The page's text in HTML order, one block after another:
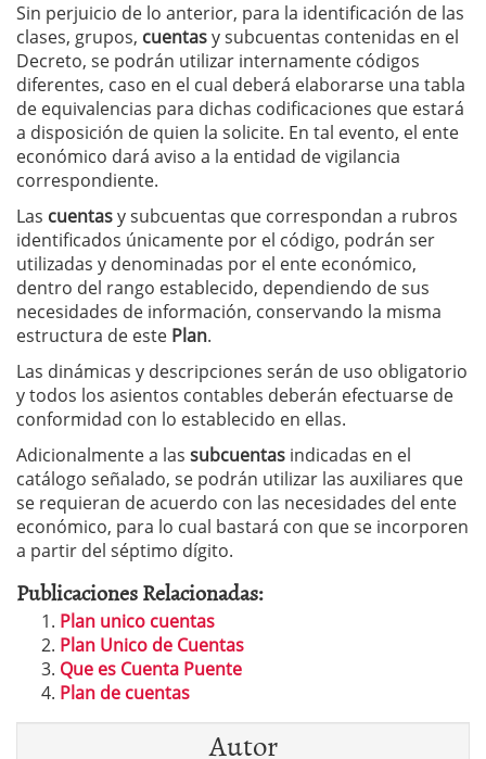
Sin perjuicio de lo anterior, para la identificación de las
clases, grupos, cuentasy subcuentas contenidas en el
Decreto, se podrán utilizar internamente códigos
diferentes, caso en el cual deberá elaborarse una tabla
de equivalencias para dichas codificaciones que estará
a disposición de quien la solicite. En tal evento, el ente
económico dará aviso a la entidad de vigilancia
correspondiente.
Las cuentasy subcuentas que correspondan a rubros
identificados únicamente por el código, podrán ser
utilizadas y denominadas por el ente económico,
dentro del rango establecido, dependiendo de sus
necesidades de información, conservando la misma
estructura de este Plan.
Las dinámicas y descripciones serán de uso obligatorio
y todos los asientos contables deberán efectuarse de
conformidad con lo establecido en ellas.
Adicionalmente a las subcuentas indicadas en el
catálogo señalado, se podrán utilizar las auxiliares que
se requieran de acuerdo con las necesidades del ente
económico, para lo cual bastará con que se incorporen
a partir del séptimo dígito.
Publicaciones Relacionadas:
Plan unico cuentas
Plan Unico de Cuentas
Que es Cuenta Puente
Plan de cuentas
Autor